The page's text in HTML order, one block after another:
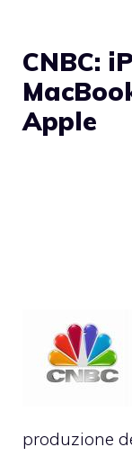
CNBC:
Apple
produzione